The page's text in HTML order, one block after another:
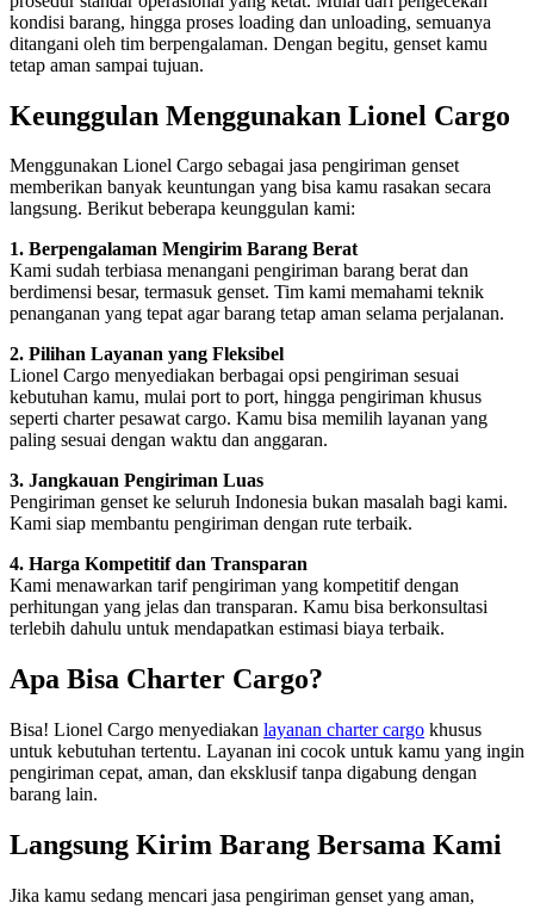
kondisi barang, hingga proses loading dan unloading, semuanya
ditangani oleh tim berpengalaman. Dengan begitu, genset kamu
tetap aman sampai tujuan.
Keunggulan Menggunakan Lionel Cargo
Menggunakan Lionel Cargo sebagai jasa pengiriman genset
memberikan banyak keuntungan yang bisa kamu rasakan secara
langsung. Berikut beberapa keunggulan kami:
1. Berpengalaman Mengirim Barang Berat
Kami sudah terbiasa menangani pengiriman barang berat dan
berdimensi besar, termasuk genset. Tim kami memahami teknik
penanganan yang tepat agar barang tetap aman selama perjalanan.
2. Pilihan Layanan yang Fleksibel
Lionel Cargo menyediakan berbagai opsi pengiriman sesuai
kebutuhan kamu, mulai port to port, hingga pengiriman khusus
seperti charter pesawat cargo. Kamu bisa memilih layanan yang
paling sesuai dengan waktu dan anggaran.
3. Jangkauan Pengiriman Luas
Pengiriman genset ke seluruh Indonesia bukan masalah bagi kami.
Kami siap membantu pengiriman dengan rute terbaik.
4. Harga Kompetitif dan Transparan
Kami menawarkan tarif pengiriman yang kompetitif dengan
perhitungan yang jelas dan transparan. Kamu bisa berkonsultasi
terlebih dahulu untuk mendapatkan estimasi biaya terbaik.
Apa Bisa Charter Cargo?
Bisa! Lionel Cargo menyediakan layanan charter cargo khusus
untuk kebutuhan tertentu. Layanan ini cocok untuk kamu yang ingin
pengiriman cepat, aman, dan eksklusif tanpa digabung dengan
barang lain.
Langsung Kirim Barang Bersama Kami
Jika kamu sedang mencari jasa pengiriman genset yang aman,